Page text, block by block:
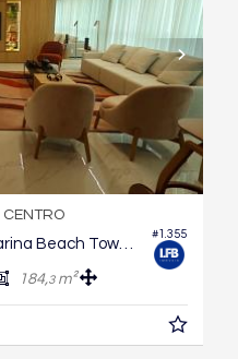
#1.355
CENTRO
Apartamento no Edifício Marina Beach Towers
184,3m²